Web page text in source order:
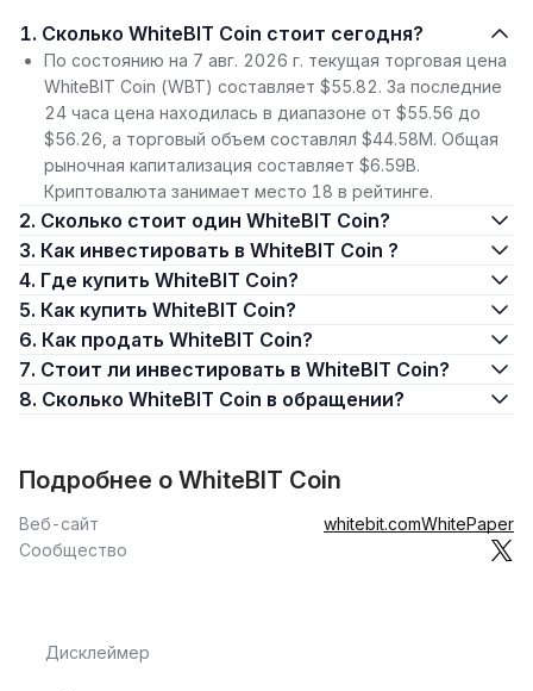
1. Сколько WhiteBIT Coin стоит сегодня?
По состоянию на 7 авг. 2026 г. текущая торговая цена
WhiteBIT Coin (WBT) составляет $55.82. За последние
24 часа цена находилась в диапазоне от $55.56 до
$56.26, а торговый объем составлял $44.58M. Общая
рыночная капитализация составляет $6.59B.
Криптовалюта занимает место 18 в рейтинге.
2. Сколько стоит один WhiteBIT Coin?
3. Как инвестировать в WhiteBIT Coin ?
4. Где купить WhiteBIT Coin?
5. Как купить WhiteBIT Coin?
6. Как продать WhiteBIT Coin?
7. Стоит ли инвестировать в WhiteBIT Coin?
8. Сколько WhiteBIT Coin в обращении?
Подробнее о WhiteBIT Coin
Веб-сайт whitebit.comWhitePaper
Сообщество
Дисклеймер